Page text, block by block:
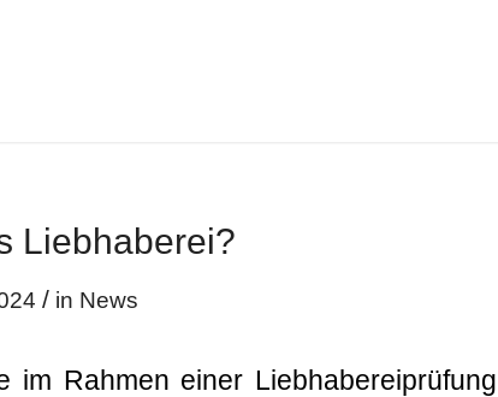
Liebhaberei?
/ in News
im Rahmen einer Liebhabereiprüfung